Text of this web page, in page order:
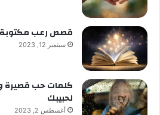
قصص رعب مكتوبة
سبتمبر 12, 2023
كلمات حب قصيرة
لحبيبك
أغسطس 2, 2023